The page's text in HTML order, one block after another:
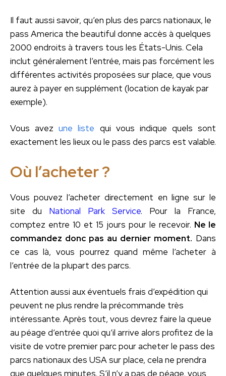
Il faut aussi savoir, qu’en plus des parcs nationaux, le
pass America the beautiful donne accès à quelques
2000 endroits à travers tous les États-Unis. Cela
inclut généralement l’entrée, mais pas forcément les
différentes activités proposées sur place, que vous
aurez à payer en supplément (location de kayak par
exemple).
Vous avezune liste qui vous indique quels sont
exactement les lieux ou le pass des parcs est valable.
Où l’acheter ?
Vous pouvez l’acheter directement en ligne sur le
site du National Park Service. Pour la France,
comptez entre 10 et 15 jours pour le recevoir. Ne le
commandez donc pas au dernier moment. Dans
ce cas là, vous pourrez quand même l’acheter à
l’entrée de la plupart des parcs.
Attention aussi aux éventuels frais d’expédition qui
peuvent ne plus rendre la précommande très
intéressante. Après tout, vous devrez faire la queue
au péage d’entrée quoi qu’il arrive alors profitez de la
visite de votre premier parc pour acheter le pass des
parcs nationaux des USA sur place, cela ne prendra
que quelques minutes. S’il n’y a pas de péage, vous